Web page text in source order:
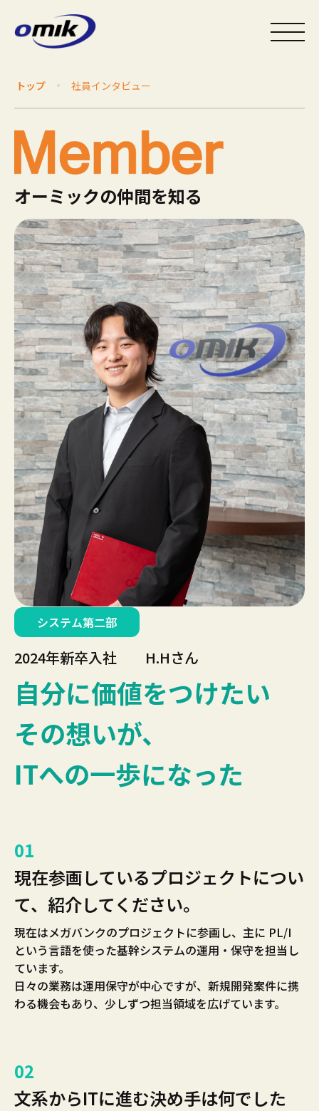
トップ 社員インタビュー
オーミックの仲間を知る
システム第二部
2024年新卒入社 H.Hさん
自分に価値をつけたい
その想いが、
ITへの一歩になった
01
現在参画しているプロジェクトについ
て、 紹介してください。
現在はメガバンクのプロジェクトに参画し、主に PL/I
という言語を使った基幹システムの運用・保守を担当し
ています。
日々の業務は運用保守が中心ですが、新規開発案件に携
わる機会もあり、少しずつ担当領域を広げています。
02
文系からITに進む決め手は何でした